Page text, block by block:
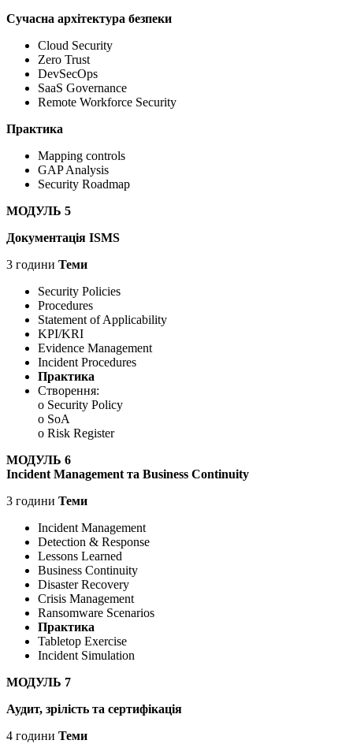
Сучасна архітектура безпеки
Cloud Security
Zero Trust
DevSecOps
SaaS Governance
Remote Workforce Security
Практика
Mapping controls
GAP Analysis
Security Roadmap
МОДУЛЬ 5
Документація ISMS
3 години Теми
Security Policies
Procedures
Statement of Applicability
KPI/KRI
Evidence Management
Incident Procedures
Практика
Створення:
o Security Policy
o SoA
o Risk Register
МОДУЛЬ 6
Incident Management та Business Continuity
3 години Теми
Incident Management
Detection & Response
Lessons Learned
Business Continuity
Disaster Recovery
Crisis Management
Ransomware Scenarios
Практика
Tabletop Exercise
Incident Simulation
МОДУЛЬ 7
Аудит, зрілість та сертифікація
4 години Теми